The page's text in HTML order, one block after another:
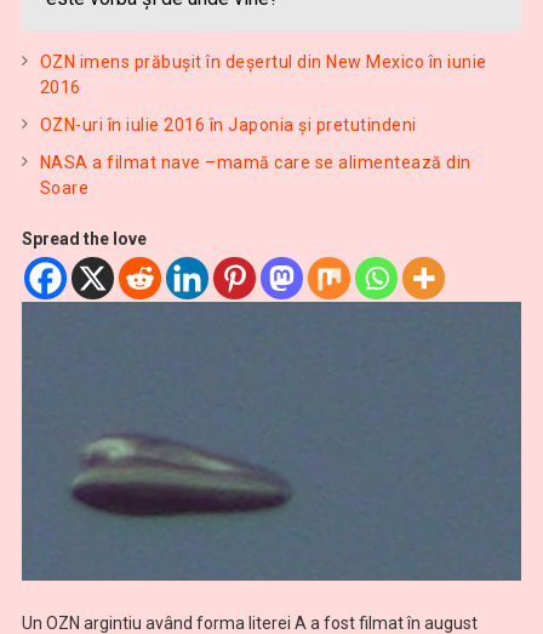
OZN imens prăbuşit în deşertul din New Mexico în iunie
2016
OZN-uri în iulie 2016 în Japonia şi pretutindeni
NASA a filmat nave –mamă care se alimentează din
Soare
Spread the love
Un OZN argintiu având forma literei A a fost filmat în august